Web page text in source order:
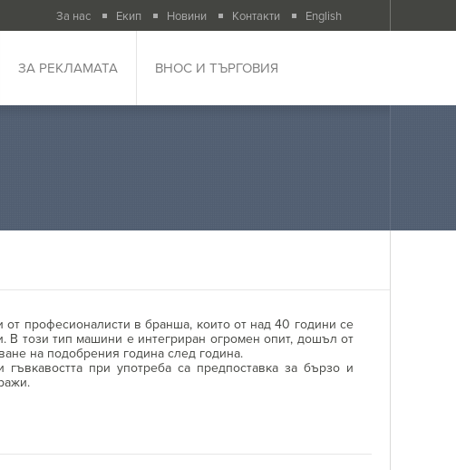
За нас Екип Новини Контакти English
ЗА РЕКЛАМАТА ВНОС И ТЪРГОВИЯ
професионалисти в бранша, които от над 40 години се
В този тип машини е интегриран огромен опит, дошъл от
на подобрения година след година.
гъвкавостта при употреба са предпоставка за бързо и